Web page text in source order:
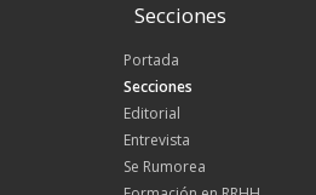
Secciones
Portada
Secciones
Editorial
Entrevista
Se Rumorea